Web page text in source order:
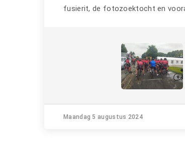
fusierit, de fotozoektocht en
Maandag 5 augustus 2024